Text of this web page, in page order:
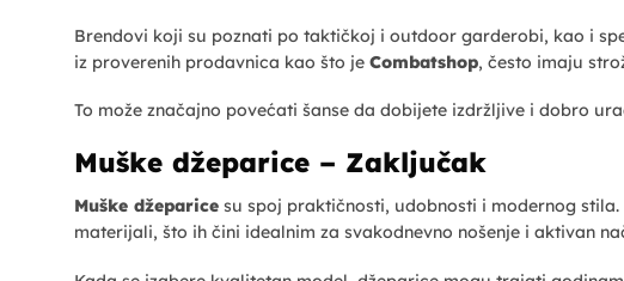
Brendovi koji su poznati po taktičkoj i outdoor garderobi, kao i
iz proverenih prodavnica kao što je Combatshop, često imaju
To može značajno povećati šanse da dobijete izdržljive i dobro
Muške džeparice – Zaključak
Muške džeparice su spoj praktičnosti, udobnosti i modernog
materijali, što ih čini idealnim za svakodnevno nošenje i aktivan